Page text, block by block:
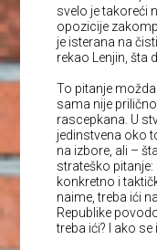
svelo je takoreći
opozicije
je isterana na
rekao Lenjin, šta
To pitanje
sama nije
rascepkana. U
jedinstvena oko
na izbore, ali –
strateško pitanje:
konkretno i
naime, treba ići
Republike
treba ići? I ako